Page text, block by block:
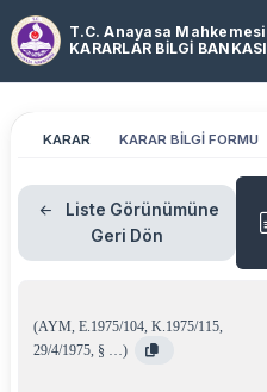
T.C. Anayasa Mahkemesi
KARARLAR BİLGİ BANKASI
KARAR KARAR BİLGİ FORMU
Liste Görünümüne
Geri Dön
(AYM, E.1975/104, K.1975/115,
29/4/1975, § …)